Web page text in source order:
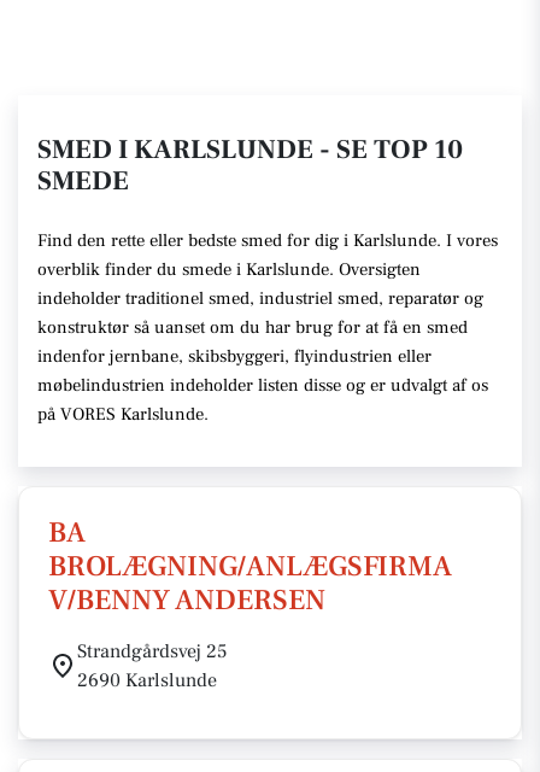
SMED I KARLSLUNDE - SE TOP 10
SMEDE
Find den rette eller bedste smed for dig i Karlslunde. I vores
overblik finder du smede i Karlslunde. Oversigten
indeholder traditionel smed, industriel smed, reparatør og
konstruktør så uanset om du har brug for at få en smed
indenfor jernbane, skibsbyggeri, flyindustrien eller
møbelindustrien indeholder listen disse og er udvalgt af os
på VORES Karlslunde.
BA
BROLÆGNING/ANLÆGSFIRMA
V/BENNY ANDERSEN
Strandgårdsvej 25
2690 Karlslunde